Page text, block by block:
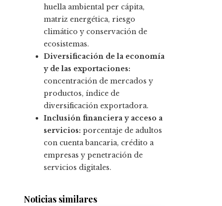
huella ambiental per cápita,
matriz energética, riesgo
climático y conservación de
ecosistemas.
Diversificación de la economía
y de las exportaciones:
concentración de mercados y
productos, índice de
diversificación exportadora.
Inclusión financiera y acceso a
servicios: porcentaje de adultos
con cuenta bancaria, crédito a
empresas y penetración de
servicios digitales.
Noticias similares